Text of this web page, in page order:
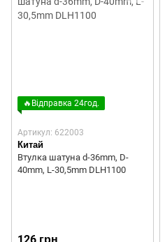
🔥Відправка 24год.
Артикул: 622003
Китай
Втулка шатуна d-36mm, D-
40mm, L-30,5mm DLH1100
126 грн